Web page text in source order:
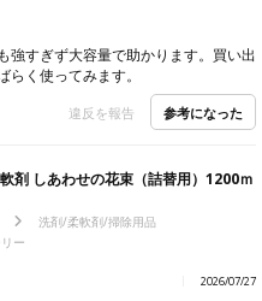
強すぎず大容量で助かります。買い出
らく使ってみます。
違反を報告 参考になった
剤 しあわせの花束（詰替用）1200ｍ
洗剤/柔軟剤/掃除用品
ー
2026/07/27